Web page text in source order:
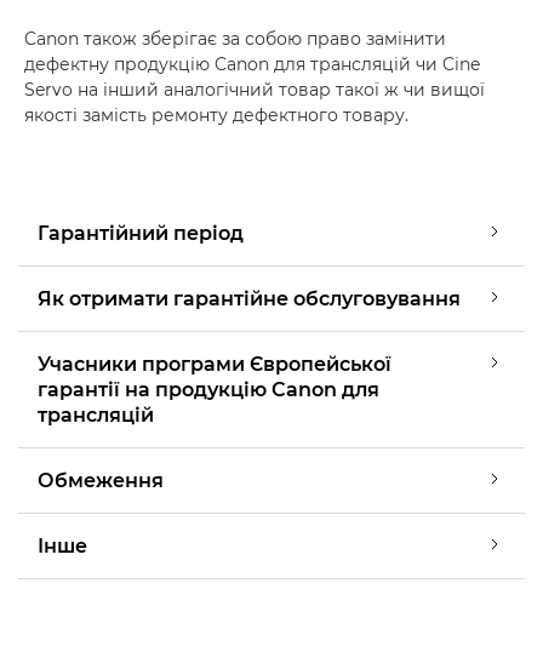
Canon також зберігає за собою право замінити
дефектну продукцію Canon для трансляцій чи Cine
Servo на інший аналогічний товар такої ж чи вищої
якості замість ремонту дефектного товару.
Гарантійний період
Як отримати гарантійне обслуговування
Учасники програми Європейської
гарантії на продукцію Canon для
трансляцій
Обмеження
Інше